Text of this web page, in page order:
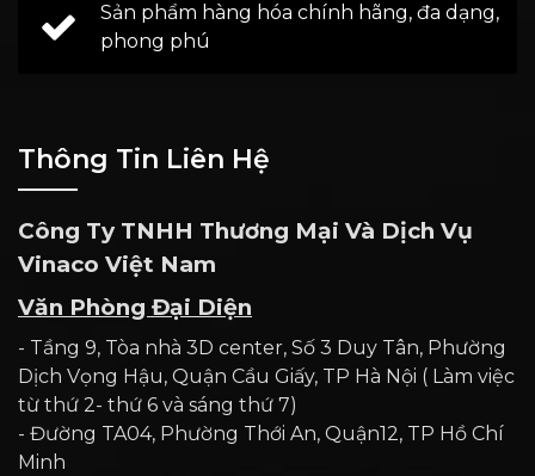
Sản phẩm hàng hóa chính hãng, đa dạng,
phong phú
Thông Tin Liên Hệ
Công Ty TNHH Thương Mại Và Dịch Vụ
Vinaco Việt Nam
Văn Phòng Đại Diện
- Tầng 9, Tòa nhà 3D center, Số 3 Duy Tân, Phường
Dịch Vọng Hậu, Quận Cầu Giấy, TP Hà Nội ( Làm việc
từ thứ 2- thứ 6 và sáng thứ 7)
- Đường TA04, Phường Thới An, Quận12, TP Hồ Chí
Minh